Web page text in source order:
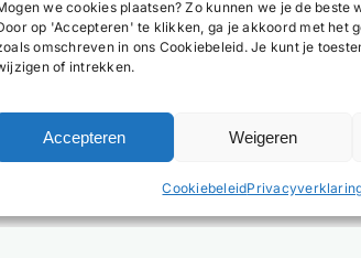
we cookies plaatsen? Zo kunnen we je de beste
op 'Accepteren' te klikken, ga je akkoord met het
omschreven in ons Cookiebeleid. Je kunt je
of intrekken.
Accepteren Weigeren
Cookiebeleid
over hotelbedden, matrassen,
Neem dan gerust contact op.
van het formulier nemen wij zo spoedig